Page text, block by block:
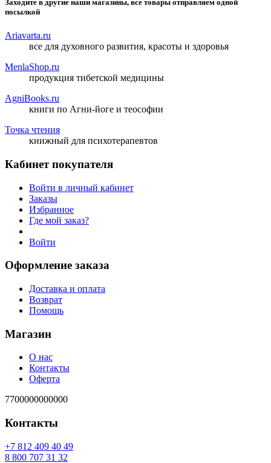
Заходите в другие наши магазины, все товары отправляем одной
посылкой
Ariavarta.ru
все для духовного развития, красоты и здоровья
MenlaShop.ru
продукция тибетской медицины
AgniBooks.ru
книги по Агни-йоге и теософии
Точка чтения
книжный для психотерапевтов
Кабинет покупателя
Войти в личный кабинет
Заказы
Избранное
Где мой заказ?
Войти
Оформление заказа
Доставка и оплата
Возврат
Помощь
Магазин
О нас
Контакты
Оферта
7700000000000
Контакты
94 04 904 218 7+
23 13 707 008 8